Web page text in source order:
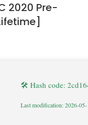
2020 Pre-
🛠 Hash code:
Last modification: 2026-